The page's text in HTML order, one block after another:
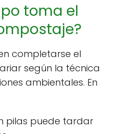
toma el
completarse el
según la técnica
ambientales. En
pilas puede tardar